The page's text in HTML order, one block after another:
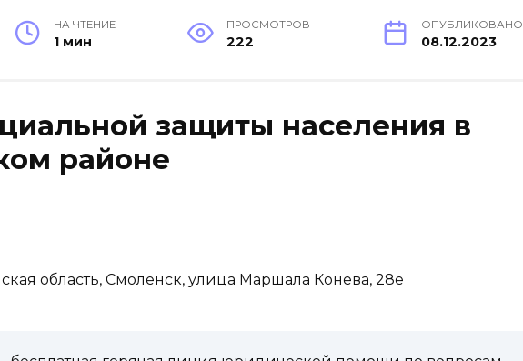
НА ЧТЕНИЕ
1 мин
ПРОСМОТРОВ
222
ОПУБЛИКОВАНО
08.12.2023
защиты населения в
районе
область, Смоленск, улица Маршала Конева, 28е